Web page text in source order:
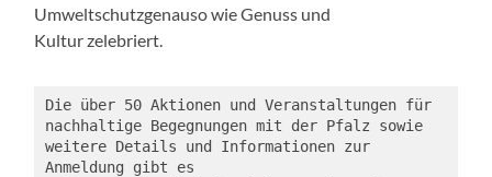
Umweltschutzgenauso wie Genuss und
Kultur zelebriert.
Die über 50 Aktionen und Veranstaltungen für
nachhaltige Begegnungen mit der Pfalz sowie
weitere Details und Informationen zur
Anmeldung gibt es